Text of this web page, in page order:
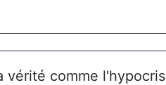
vérité comme